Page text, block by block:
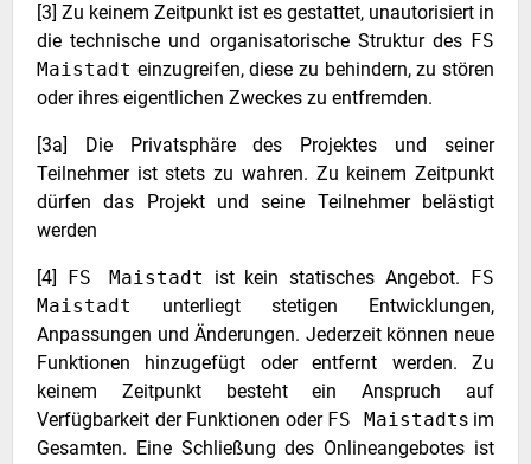
[3] Zu keinem Zeitpunkt ist es gestattet, unautorisiert in
die technische und organisatorische Struktur des FS
Maistadt einzugreifen, diese zu behindern, zu stören
oder ihres eigentlichen Zweckes zu entfremden.
[3a] Die Privatsphäre des Projektes und seiner
Teilnehmer ist stets zu wahren. Zu keinem Zeitpunkt
dürfen das Projekt und seine Teilnehmer belästigt
werden
[4] FS Maistadt ist kein statisches Angebot. FS
Maistadt
unterliegt stetigen Entwicklungen,
Anpassungen und Änderungen. Jederzeit können neue
Funktionen hinzugefügt oder entfernt werden. Zu
keinem Zeitpunkt besteht ein Anspruch auf
Verfügbarkeit der Funktionen oder FS Maistadts im
Gesamten. Eine Schließung des Onlineangebotes ist